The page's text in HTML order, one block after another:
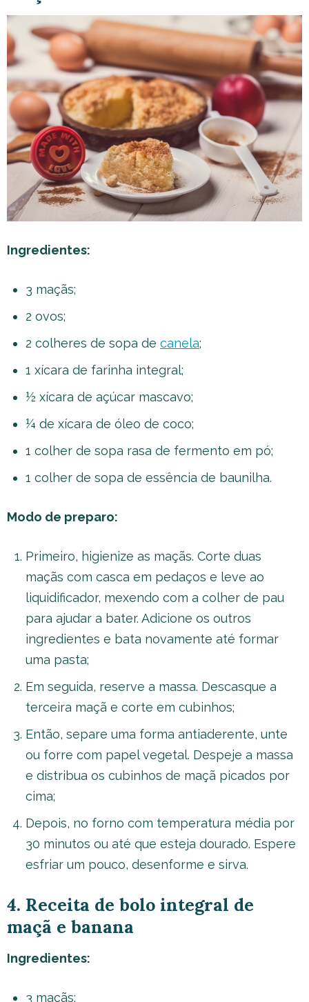
Ingredientes:
3 maçãs;
2 ovos;
2 colheres de sopa de canela;
1 xícara de farinha integral;
½ xícara de açúcar mascavo;
¼ de xícara de óleo de coco;
1 colher de sopa rasa de fermento em pó;
1 colher de sopa de essência de baunilha.
Modo de preparo:
Primeiro, higienize as maçãs. Corte duas
maçãs com casca em pedaços e leve ao
liquidificador, mexendo com a colher de pau
para ajudar a bater. Adicione os outros
ingredientes e bata novamente até formar
uma pasta;
Em seguida, reserve a massa. Descasque a
terceira maçã e corte em cubinhos;
Então, separe uma forma antiaderente, unte
ou forre com papel vegetal. Despeje a massa
e distribua os cubinhos de maçã picados por
cima;
Depois, no forno com temperatura média por
30 minutos ou até que esteja dourado. Espere
esfriar um pouco, desenforme e sirva.
4. Receita de bolo integral de
maçã e banana
Ingredientes:
3 maçãs;